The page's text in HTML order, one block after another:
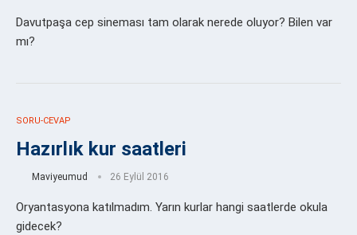
Davutpaşa cep sineması tam olarak nerede oluyor? Bilen var
mı?
SORU-CEVAP
Hazırlık kur saatleri
Maviyeumud 26 Eylül 2016
Oryantasyona katılmadım. Yarın kurlar hangi saatlerde okula
gidecek?